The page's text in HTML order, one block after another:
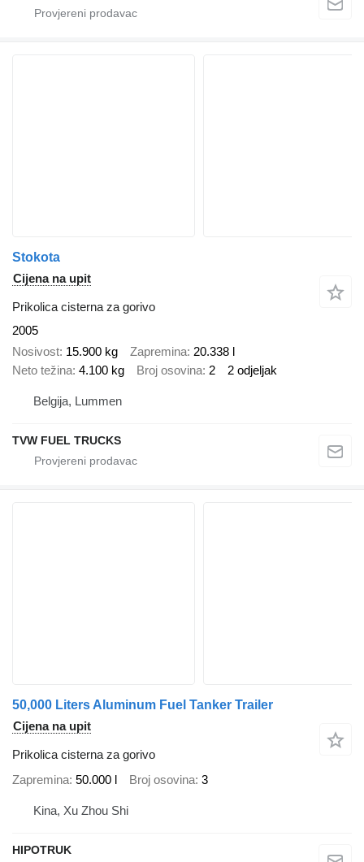
Stokota
Cijena na upit
Prikolica cisterna za gorivo
2005
Nosivost 15.900 kg Zapremina 20.338 l
Neto težina 4.100 kg Broj osovina 2 2 odjeljak
Belgija, Lummen
TVW FUEL TRUCKS
50,000 Liters Aluminum Fuel Tanker Trailer
Cijena na upit
Prikolica cisterna za gorivo
Zapremina 50.000 l Broj osovina 3
Kina, Xu Zhou Shi
HIPOTRUK